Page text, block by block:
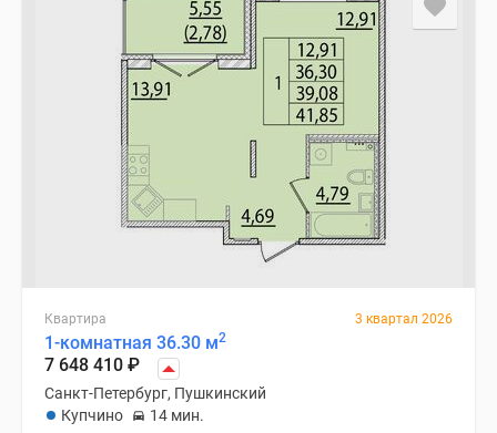
Квартира 3 квартал 2026
1-комнатная 36.30 м2
7 648 410 ₽
Санкт-Петербург, Пушкинский
Купчино
14 мин.